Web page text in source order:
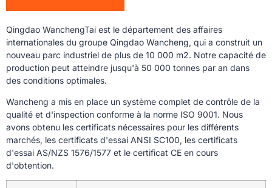
Qingdao WanchengTai est le département des affaires
internationales du groupe Qingdao Wancheng, qui a construit un
nouveau parc industriel de plus de 10 000 m2. Notre capacité de
production peut atteindre jusqu'à 50 000 tonnes par an dans
des conditions optimales.
Wancheng a mis en place un système complet de contrôle de la
qualité et d'inspection conforme à la norme ISO 9001. Nous
avons obtenu les certificats nécessaires pour les différents
marchés, les certificats d'essai ANSI SC100, les certificats
d'essai AS/NZS 1576/1577 et le certificat CE en cours
d'obtention.